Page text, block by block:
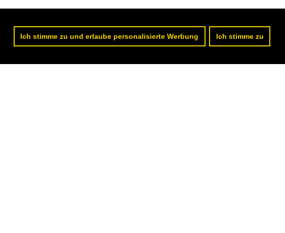
Ich stimme zu und erlaube personalisierte Werbung Ich stimme zu